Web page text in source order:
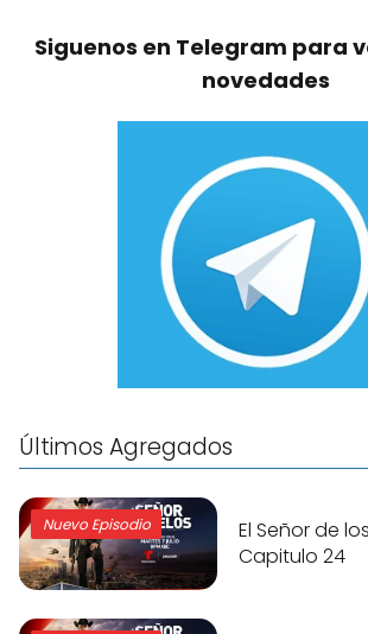
Siguenos en Telegram para
novedades
Últimos Agregados
Nuevo Episodio
El Señor de
Capitulo 24